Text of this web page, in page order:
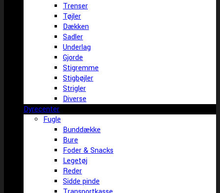
Trenser
Tøjler
Dækken
Sadler
Underlag
Gjorde
Stigremme
Stigbøjler
Strigler
Diverse
Dyrecenter
Fugle
Bunddække
Bure
Foder & Snacks
Legetøj
Reder
Sidde pinde